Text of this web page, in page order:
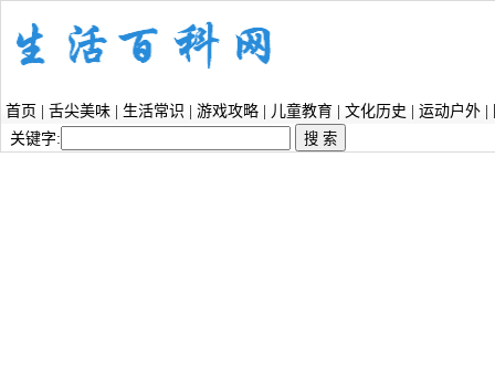
首页 舌尖美味 生活常识 游戏攻略 儿童教育 文化历史 运动户外
关键字: